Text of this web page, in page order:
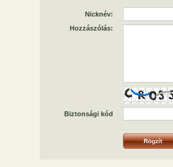
Nicknév:
Hozzászólás:
Biztonsági kód